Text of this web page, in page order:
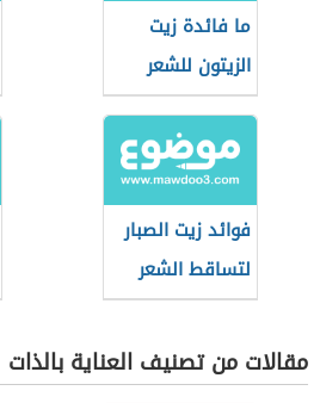
ما فائدة زيت
الزيتون للشعر
فوائد زيت الصبار
لتساقط الشعر
مقالات من تصنيف العناية بالذات